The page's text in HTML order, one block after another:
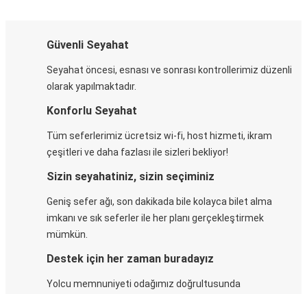
Güvenli Seyahat
Seyahat öncesi, esnası ve sonrası kontrollerimiz düzenli
olarak yapılmaktadır.
Konforlu Seyahat
Tüm seferlerimiz ücretsiz wi-fi, host hizmeti, ikram
çeşitleri ve daha fazlası ile sizleri bekliyor!
Sizin seyahatiniz, sizin seçiminiz
Geniş sefer ağı, son dakikada bile kolayca bilet alma
imkanı ve sık seferler ile her planı gerçekleştirmek
mümkün.
Destek için her zaman buradayız
Yolcu memnuniyeti odağımız doğrultusunda